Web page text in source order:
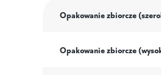
Opakowanie zbiorcze
Opakowanie zbiorcze